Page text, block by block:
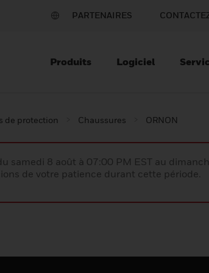
PARTENAIRES
Produits Logiciel
de protection Chaussures ORNON
8 août à 07:00 PM EST au
de votre patience durant cette période.